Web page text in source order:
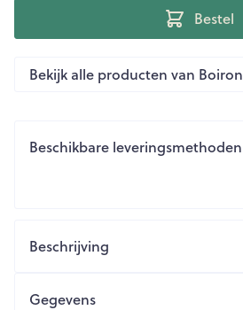
Bestel
Bekijk alle producten van Boiron
Beschikbare leveringsmethoden
Beschrijving
Gegevens